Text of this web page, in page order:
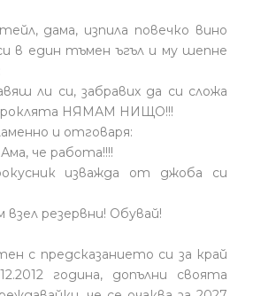
дама, изпила повечко вино
в един тъмен ъгъл и му шепне
ли си, забравих да си сложа
роклята НЯМАМ НИЩО!!!
и отговаря:
че работа!!!!
изважда от джоба си
взел резервни! Обувай!
с предсказанието си за край
година, допълни своята